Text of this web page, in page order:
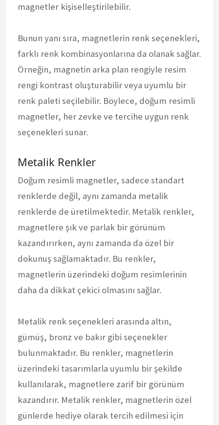
magnetler kişiselleştirilebilir.
Bunun yanı sıra, magnetlerin renk seçenekleri,
farklı renk kombinasyonlarına da olanak sağlar.
Örneğin, magnetin arka plan rengiyle resim
rengi kontrast oluşturabilir veya uyumlu bir
renk paleti seçilebilir. Böylece, doğum resimli
magnetler, her zevke ve tercihe uygun renk
seçenekleri sunar.
Metalik Renkler
Doğum resimli magnetler, sadece standart
renklerde değil, aynı zamanda metalik
renklerde de üretilmektedir. Metalik renkler,
magnetlere şık ve parlak bir görünüm
kazandırırken, aynı zamanda da özel bir
dokunuş sağlamaktadır. Bu renkler,
magnetlerin üzerindeki doğum resimlerinin
daha da dikkat çekici olmasını sağlar.
Metalik renk seçenekleri arasında altın,
gümüş, bronz ve bakır gibi seçenekler
bulunmaktadır. Bu renkler, magnetlerin
üzerindeki tasarımlarla uyumlu bir şekilde
kullanılarak, magnetlere zarif bir görünüm
kazandırır. Metalik renkler, magnetlerin özel
günlerde hediye olarak tercih edilmesi için